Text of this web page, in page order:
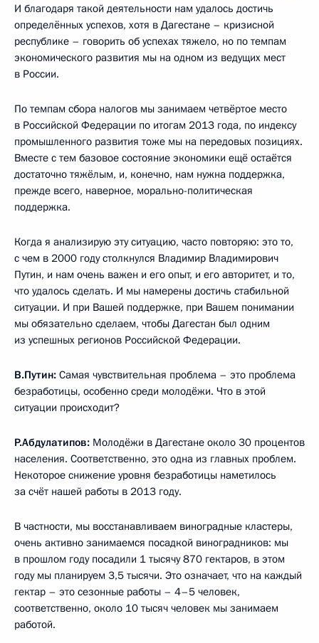
И благодаря такой деятельности нам удалось достичь
определённых успехов, хотя в Дагестане – кризисной
республике – говорить об успехах тяжело, но по темпам
экономического развития мы на одном из ведущих мест
в России.
По темпам сбора налогов мы занимаем четвёртое место
в Российской Федерации по итогам 2013 года, по индексу
промышленного развития тоже мы на передовых позициях.
Вместе с тем базовое состояние экономики ещё остаётся
достаточно тяжёлым, и, конечно, нам нужна поддержка,
прежде всего, наверное, морально-политическая
поддержка.
Когда я анализирую эту ситуацию, часто повторяю: это то,
с чем в 2000 году столкнулся Владимир Владимирович
Путин, и нам очень важен и его опыт, и его авторитет, и то,
что удалось сделать. И мы намерены достичь стабильной
ситуации. И при Вашей поддержке, при Вашем понимании
мы обязательно сделаем, чтобы Дагестан был одним
из успешных регионов Российской Федерации.
В.Путин: Самая чувствительная проблема – это проблема
безработицы, особенно среди молодёжи. Что в этой
ситуации происходит?
Р.Абдулатипов: Молодёжи в Дагестане около 30 процентов
населения. Соответственно, это одна из главных проблем.
Некоторое снижение уровня безработицы наметилось
за счёт нашей работы в 2013 году.
В частности, мы восстанавливаем виноградные кластеры,
очень активно занимаемся посадкой виноградников: мы
в прошлом году посадили 1 тысячу 870 гектаров, в этом
году мы планируем 3,5 тысячи. Это означает, что на каждый
гектар – это сезонные работы – 4–5 человек,
соответственно, около 10 тысяч человек мы занимаем
работой.